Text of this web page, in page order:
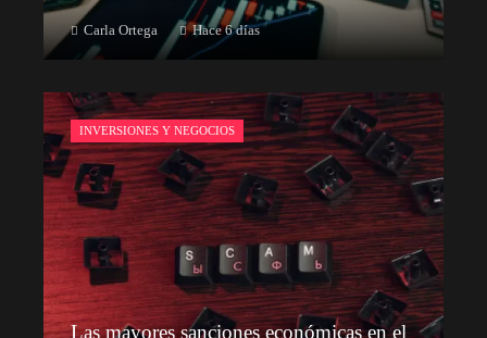
Carla Ortega Hace 6 días
INVERSIONES Y NEGOCIOS
Las mayores sanciones económicas en el